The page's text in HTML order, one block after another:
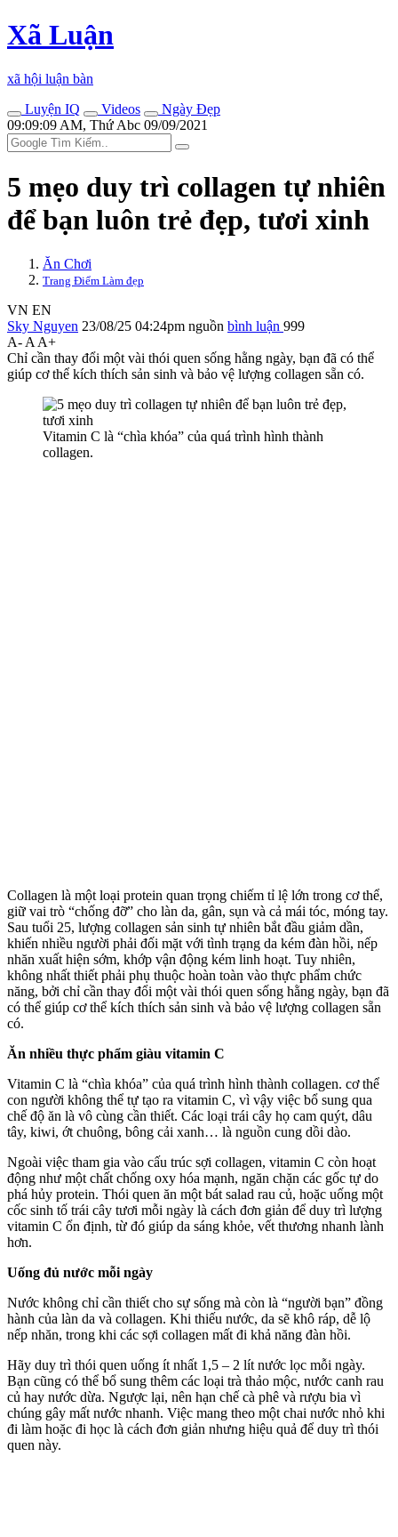
Xã Luận
xã hội luận bàn
Luyện IQ
Videos
Ngày Đẹp
09:09:09 AM, Thứ Abc 09/09/2021
5 mẹo duy trì collagen tự nhiên
để bạn luôn trẻ đẹp, tươi xinh
Ăn Chơi
Trang Điểm Làm đẹp
VN EN
Sky Nguyen 23/08/25 04:24pm nguồn bình luận 999
A- A A+
Chỉ cần thay đổi một vài thói quen sống hằng ngày, bạn đã có thể
giúp c‌ơ th‌ể kíc‌h thí‌ch sản sinh và bảo vệ lượng collagen sẵn có.
Vitamin C là “chìa khóa” của quá trình hình thành
collagen.
Collagen là một loại protein quan trọng chiếm tỉ lệ lớn trong c‌ơ th‌ể,
giữ vai trò “chống đỡ” cho làn da, gân, sụn và cả mái tóc, móng tay.
Sau tuổi 25, lượng collagen sản sinh tự nhiên bắt đầu giảm dần,
khiến nhiều người phải đối mặt với tình trạng da kém đàn hồi, nếp
nhăn xuất hiện sớm, khớp vận động kém linh hoạt. Tuy nhiên,
không nhất thiết phải phụ thuộc hoàn toàn vào thực phẩm chức
năng, bởi chỉ cần thay đổi một vài thói quen sống hằng ngày, bạn đã
có thể giúp c‌ơ th‌ể kíc‌h thí‌ch sản sinh và bảo vệ lượng collagen sẵn
có.
Ăn nhiều thực phẩm giàu vitamin C
Vitamin C là “chìa khóa” của quá trình hình thành collagen. c‌ơ th‌ể
con người không thể tự tạo ra vitamin C, vì vậy việc bổ sung qua
chế độ ăn là vô cùng cần thiết. Các loại trái cây họ cam quýt, dâu
tây, kiwi, ớt chuông, bông cải xanh… là nguồn cung dồi dào.
Ngoài việc tham gia vào cấu trúc sợi collagen, vitamin C còn hoạt
động như một chất chống oxy hóa mạnh, ngăn chặn các gốc tự do
phá hủy protein. Thói quen ăn một bát salad rau củ, hoặc uống một
cốc sinh tố trái cây tươi mỗi ngày là cách đơn giản để duy trì lượng
vitamin C ổn định, từ đó giúp da sáng khỏe, vết thương nhanh lành
hơn.
Uống đủ nước mỗi ngày
Nước không chỉ cần thiết cho sự sống mà còn là “người bạn” đồng
hành của làn da và collagen. Khi thiếu nước, da sẽ khô ráp, dễ lộ
nếp nhăn, trong khi các sợi collagen mất đi khả năng đàn hồi.
Hãy duy trì thói quen uống ít nhất 1,5 – 2 lít nước lọc mỗi ngày.
Bạn cũng có thể bổ sung thêm các loại trà thảo mộc, nước canh rau
củ hay nước dừa. Ngược lại, nên hạn chế cà phê và rượu bia vì
chúng gây mất nước nhanh. Việc mang theo một chai nước nhỏ khi
đi làm hoặc đi học là cách đơn giản nhưng hiệu quả để duy trì thói
quen này.